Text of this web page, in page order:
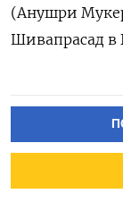
(Анушри
Шивапрасад в